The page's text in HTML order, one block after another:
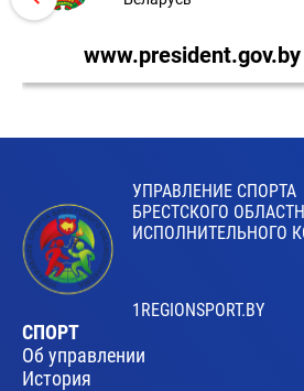
www.president.gov.by
УПРАВЛЕНИЕ СПОРТА
БРЕСТСКОГО
ИСПОЛНИТЕЛЬНОГО
1REGIONSPORT.BY
СПОРТ
Об управлении
История